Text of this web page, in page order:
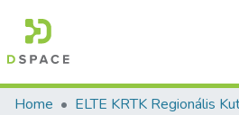
Communities &
Statistics
All of DSpace
Home